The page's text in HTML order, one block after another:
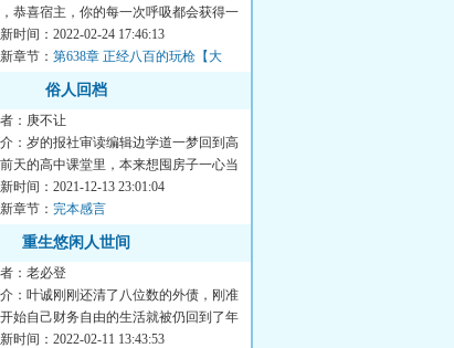
恭喜宿主，你的每一次呼吸都会获得一
金钱。叮，你吃到一只...
时间：2022-02-24 17:46:13
章节： 第638章 正经八百的玩枪【大
俗人回档
：庚不让
：岁的报社审读编辑边学道一梦回到高
天的高中课堂里，本来想囤房子一心当
的中年大叔依靠长年...
时间：2021-12-13 23:01:04
章节： 完本感言
重生悠闲人世间
：老必登
：叶诚刚刚还清了八位数的外债，刚准
始自己财务自由的生活就被仍回到了年
...
时间：2022-02-11 13:43:53